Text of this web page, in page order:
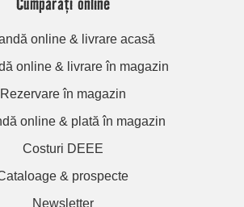
online & livrare acasă
online & livrare în magazin
Rezervare în magazin
online & plată în magazin
Costuri DEEE
& prospecte
Newsletter